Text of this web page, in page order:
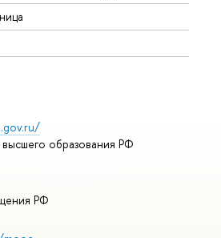
образования РФ
РФ